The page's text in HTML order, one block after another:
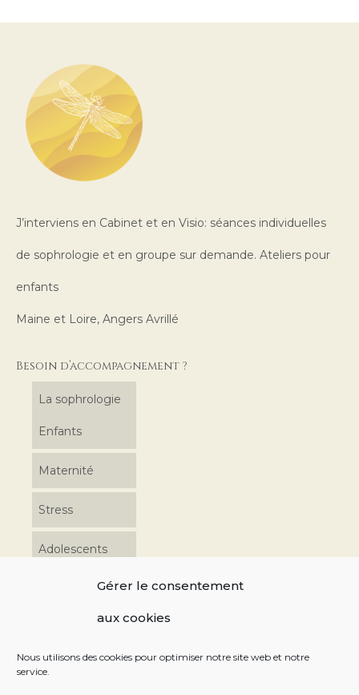
Gérer le consentement
aux cookies
Nous utilisons des cookies pour optimiser notre site web et notre
service.
J’interviens en Cabinet et en Visio: séances individuelles
de sophrologie et en groupe sur demande. Ateliers pour
enfants
Maine et Loire, Angers Avrillé
Besoin d’accompagnement ?
La sophrologie
Enfants
Maternité
Stress
Adolescents
Retrouvez-moi sur les réseaux sociaux